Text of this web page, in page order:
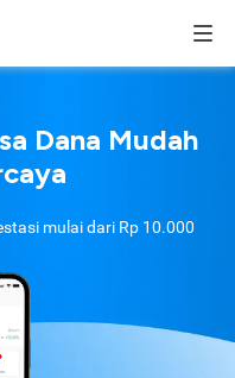
Dana Mudah
mulai dari Rp 10.000